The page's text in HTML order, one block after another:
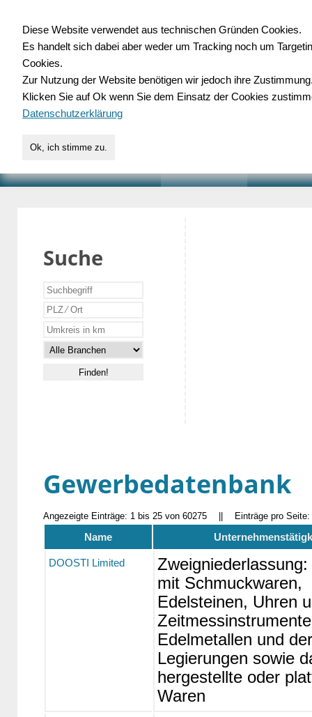
für Handwerk,
Suche
Gewerbedatenbank
Angezeigte Einträge: 1 bis 25 von 60275 Einträge pro Seite:
Name
DOOSTI Limited
Zweigniederlassung:
mit Schmuckwaren,
Edelsteinen, Uhren
Edelmetallen und
Legierungen sowie
hergestellte oder
Waren
Diese Website verwendet aus technischen Gründen Cookies.
Es handelt sich dabei aber weder um Tracking noch um
Cookies.
Zur Nutzung der Website benötigen wir jedoch ihre
Klicken Sie auf Ok wenn Sie dem Einsatz der Cookies
Datenschutzerklärung
Ok, ich stimme zu.